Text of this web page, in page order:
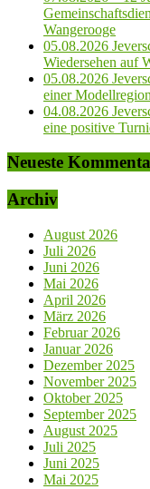
Wangerooge
05.08.2026
Wiedersehen auf
05.08.2026
einer
04.08.2026
eine positive
Neueste
Archiv
August 2026
Juli 2026
Juni 2026
Mai 2026
April 2026
März 2026
Februar 2026
Januar 2026
Dezember 2025
November 2025
Oktober 2025
September 2025
August 2025
Juli 2025
Juni 2025
Mai 2025